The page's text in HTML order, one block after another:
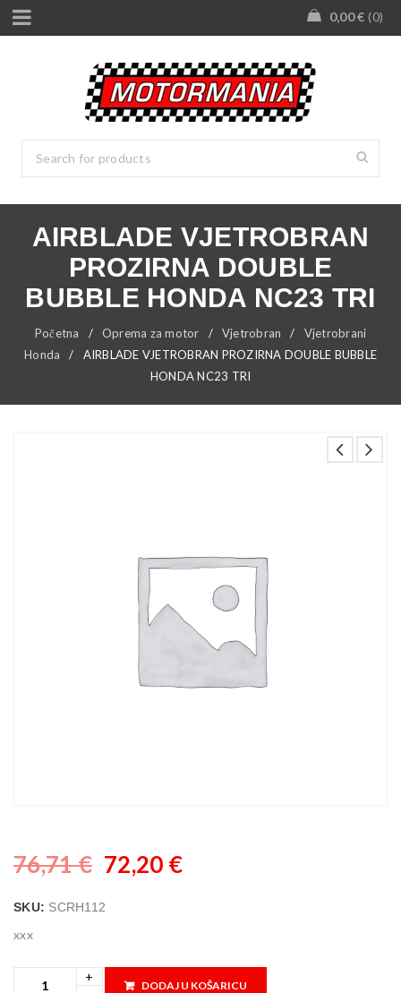
0,00€ 0
AIRBLADE VJETROBRAN
PROZIRNA DOUBLE
BUBBLE HONDA NC23 TRI
Početna / Oprema za motor / Vjetrobran /
Vjetrobrani
Honda
/
AIRBLADE VJETROBRAN PROZIRNA DOUBLE BUBBLE
HONDA NC23 TRI
76,71€ 72,20 €
SKU: SCRH112
xxx
DODAJ U KOŠARICU